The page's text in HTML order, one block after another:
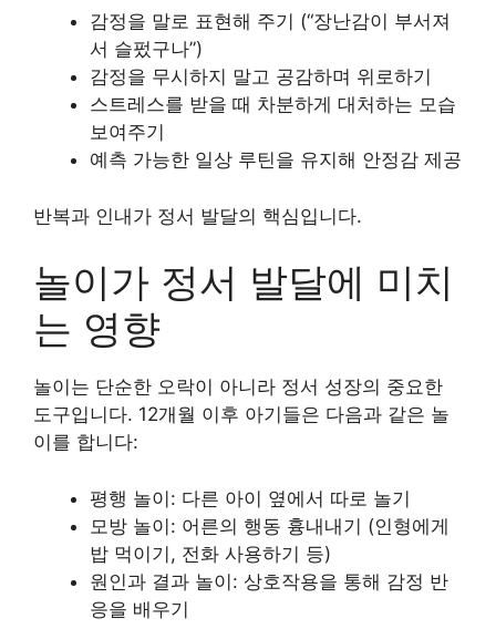
감정을 말로 표현해 주기 (“장난감이 부서져
서 슬펐구나”)
감정을 무시하지 말고 공감하며 위로하기
스트레스를 받을 때 차분하게 대처하는 모습
보여주기
예측 가능한 일상 루틴을 유지해 안정감 제공
반복과 인내가 정서 발달의 핵심입니다.
놀이가 정서 발달에 미치
는 영향
놀이는 단순한 오락이 아니라 정서 성장의 중요한
도구입니다. 12개월 이후 아기들은 다음과 같은 놀
이를 합니다:
평행 놀이: 다른 아이 옆에서 따로 놀기
모방 놀이: 어른의 행동 흉내내기 (인형에게
밥 먹이기, 전화 사용하기 등)
원인과 결과 놀이: 상호작용을 통해 감정 반
응을 배우기